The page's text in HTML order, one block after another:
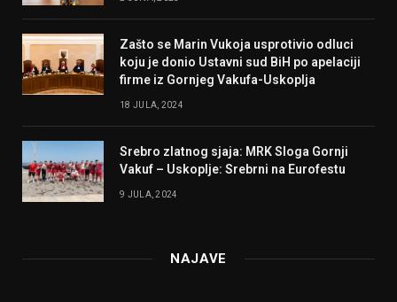
Zašto se Marin Vukoja usprotivio odluci
koju je donio Ustavni sud BiH po apelaciji
firme iz Gornjeg Vakufa-Uskoplja
18 JULA, 2024
Srebro zlatnog sjaja: MRK Sloga Gornji
Vakuf – Uskoplje: Srebrni na Eurofestu
9 JULA, 2024
NAJAVE